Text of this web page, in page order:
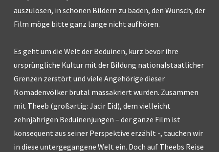
auszulösen, in schönen Bildern zu baden, den Wunsch, der
Film möge bitte ganz lange nicht aufhören.
Es geht um die Welt der Beduinen, kurz bevor ihre
ursprüngliche Kultur mit der Bildung nationalstaatlicher
Grenzen zerstört und viele Angehörige dieser
Nomadenvölker brutal massakriert wurden. Zusammen
mit Theeb (großartig: Jacir Eid), dem vielleicht
zehnjährigen Beduinenjungen – der ganze Film ist
konsequent aus seiner Perspektive erzählt -, tauchen wir
in diese untergegangene Welt ein. Doch auf Theebs Reise